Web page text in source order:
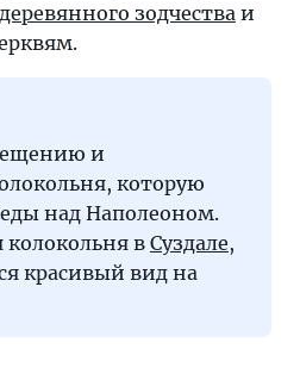
зодчества и
и
которую
над Наполеоном.
колокольня в Суздале,
красивый вид на